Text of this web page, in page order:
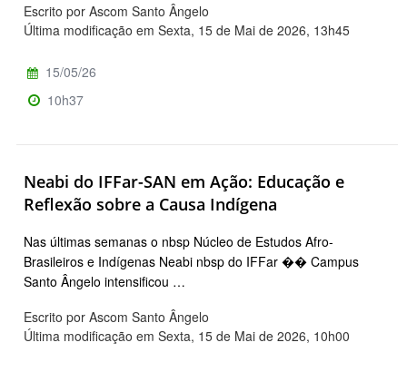
Escrito por Ascom Santo Ângelo
Última modificação em Sexta, 15 de Mai de 2026, 13h45
15/05/26
10h37
Neabi do IFFar-SAN em Ação: Educação e
Reflexão sobre a Causa Indígena
Nas últimas semanas o nbsp Núcleo de Estudos Afro-
Brasileiros e Indígenas Neabi nbsp do IFFar �� Campus
Santo Ângelo intensificou …
Escrito por Ascom Santo Ângelo
Última modificação em Sexta, 15 de Mai de 2026, 10h00